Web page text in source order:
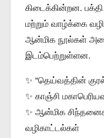
கிடைக்கின்றன.
மற்றும் வாழ்க்கை
ஆன்மிக நூல்கள்
இடம்பெற்றுள்ளன.
✨ “தெய்வத்தின்
✨ காஞ்சி
✨ ஆன்மிக
வழிகாட்டல்கள்